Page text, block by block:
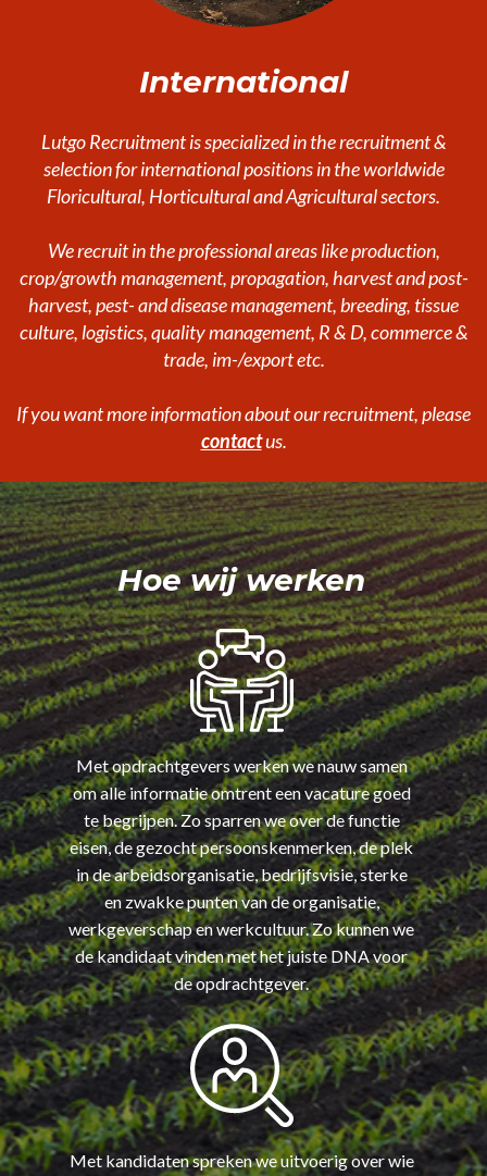
International
Lutgo Recruitment is specialized in the recruitment &
selection for international positions in the worldwide
Floricultural, Horticultural and Agricultural sectors.
We recruit in the professional areas like production,
crop/growth management, propagation, harvest and post-
harvest, pest- and disease management, breeding, tissue
culture, logistics, quality management, R & D, commerce &
trade, im-/export etc.
If you want more information about our recruitment, please
contactus.
Hoe wij werken
Met opdrachtgevers werken we nauw samen
om alle informatie omtrent een vacature goed
te begrijpen. Zo sparren we over de functie
eisen, de gezocht persoonskenmerken, de plek
in de arbeidsorganisatie, bedrijfsvisie, sterke
en zwakke punten van de organisatie,
werkgeverschap en werkcultuur. Zo kunnen we
de kandidaat vinden met het juiste DNA voor
de opdrachtgever.
Met kandidaten spreken we uitvoerig over wie